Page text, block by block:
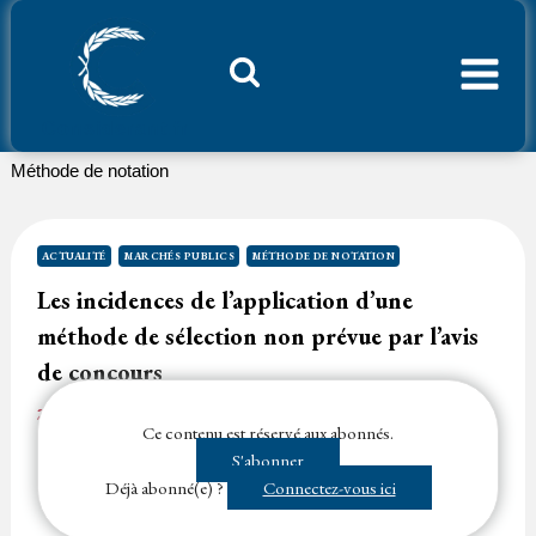
Aller
Méthode de notation
ACTUALITÉ MARCHÉS PUBLICS MÉTHODE DE NOTATION
Les incidences de l’application d’une
méthode de sélection non prévue par l’avis
de concours
24 octobre 2025
Le fait pour un jury de procéder à un vote à main levée pour
sélectionner des candidats alors que l’avis de concours…...
Ce contenu est réservé aux abonnés.
S'abonner
Déjà abonné(e) ?
Connectez-vous ici